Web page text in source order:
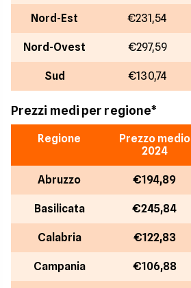
Nord-Est €231,54
Nord-Ovest €297,59
Sud €130,74
Prezzi medi per regione*
Regione
Prezzo medio
2024
Abruzzo €194,89
Basilicata €245,84
Calabria €122,83
Campania €106,88